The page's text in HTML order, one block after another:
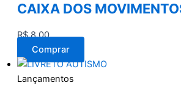
CAIXA DOS
R$8,00
Comprar
Lançamentos